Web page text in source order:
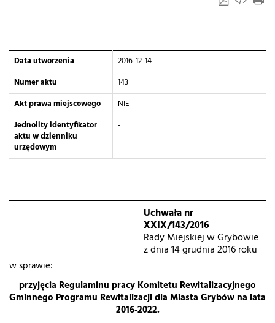
Data utworzenia
2016-12-14
Numer aktu
143
Akt prawa miejscowego
NIE
Jednolity identyfikator
aktu w dzienniku
urzędowym
-
Uchwała nr
XXIX/143/2016
Rady Miejskiej w Grybowie
z dnia 14 grudnia 2016 roku
w sprawie:
przyjęcia Regulaminu pracy Komitetu Rewitalizacyjnego
Gminnego Programu Rewitalizacji dla Miasta Grybów na lata
2016-2022.